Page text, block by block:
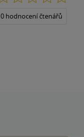
0 hodnocení čtenářů